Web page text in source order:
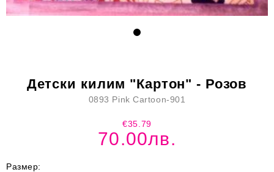
Детски килим "Картон" - Розов
0893 Pink Cartoon-901
€35.79
70.00лв.
Размер: